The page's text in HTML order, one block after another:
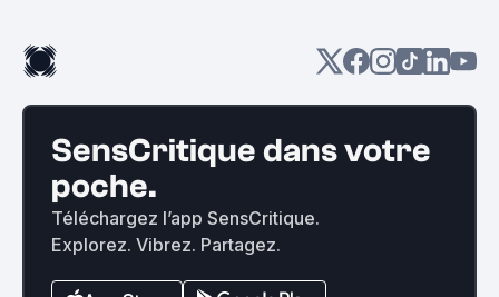
SensCritique dans votre
poche.
Téléchargez l’app SensCritique.
Explorez. Vibrez. Partagez.